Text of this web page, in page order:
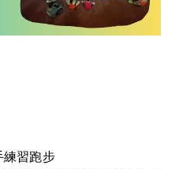
練習跑步